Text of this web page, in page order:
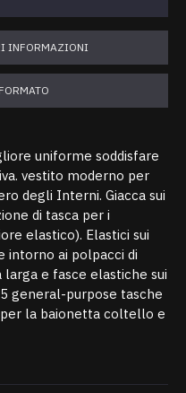
INFORMAZIONI
uniforme soddisfare
vestito moderno per
degli Interni. Giacca sui
di tasca per i
elastico). Elastici sui
intorno ai polpacci di
e fasce elastiche sui
general-purpose tasche
la baionetta coltello e